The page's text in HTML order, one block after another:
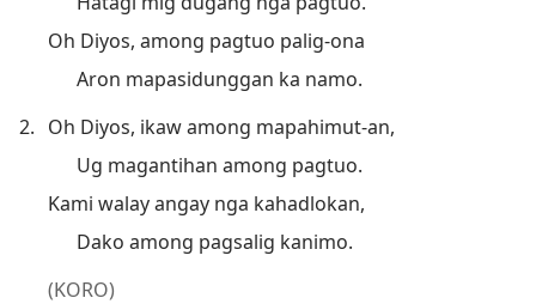
Oh Diyos, among pagtuo palig-ona
Aron mapasidunggan ka namo.
2. Oh Diyos, ikaw among mapahimut-an,
Ug magantihan among pagtuo.
Kami walay angay nga kahadlokan,
Dako among pagsalig kanimo.
(KORO)